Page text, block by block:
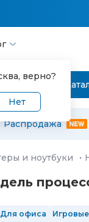
, верно?
Нет
Распродажа
и ноутбуки ·
Для офиса Игровые